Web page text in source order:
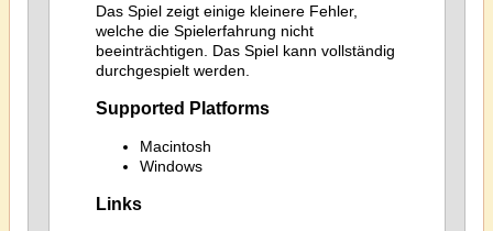
Das Spiel zeigt einige kleinere Fehler,
welche die Spielerfahrung nicht
beeinträchtigen. Das Spiel kann vollständig
durchgespielt werden.
Supported Platforms
Macintosh
Windows
Links